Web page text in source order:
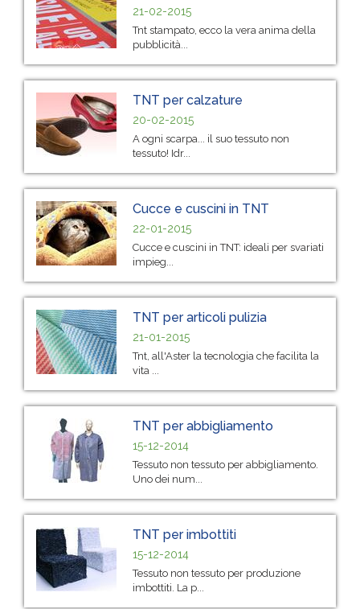
21-02-2015
Tnt stampato, ecco la vera anima della
pubblicità...
TNT per calzature
20-02-2015
A ogni scarpa... il suo tessuto non
tessuto! Idr...
Cucce e cuscini in TNT
22-01-2015
Cucce e cuscini in TNT: ideali per svariati
impieg...
TNT per articoli pulizia
21-01-2015
Tnt, all'Aster la tecnologia che facilita la
vita ...
TNT per abbigliamento
15-12-2014
Tessuto non tessuto per abbigliamento.
Uno dei num...
TNT per imbottiti
15-12-2014
Tessuto non tessuto per produzione
imbottiti. La p...